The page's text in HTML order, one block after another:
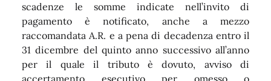
scadenze le somme indicate nell’invito di
pagamento è notificato, anche a mezzo
raccomandata A.R. e a pena di decadenza entro il
31 dicembre del quinto anno successivo all’anno
per il quale il tributo è dovuto, avviso di
accertamento esecutivo per omesso o